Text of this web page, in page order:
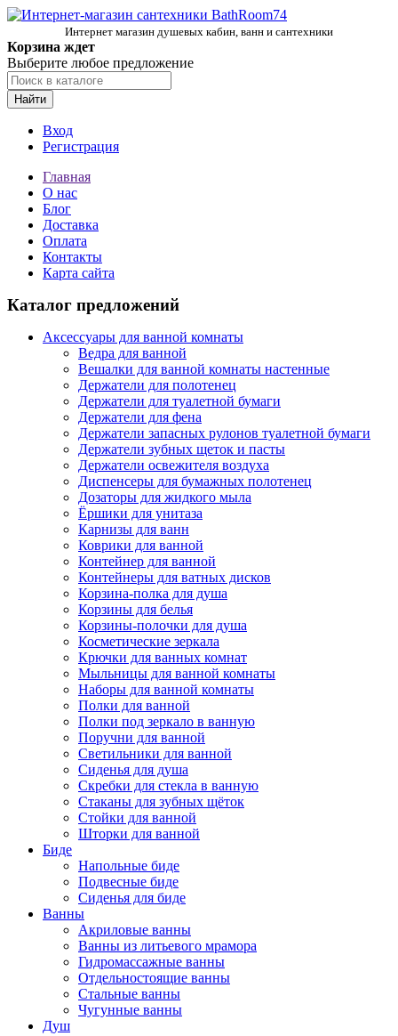
Интернет магазин душевых кабин, ванн и сантехники
Корзина ждет
Выберите любое предложение
Найти
Вход
Регистрация
Главная
О нас
Блог
Доставка
Оплата
Контакты
Карта сайта
Каталог предложений
Аксессуары для ванной комнаты
Ведра для ванной
Вешалки для ванной комнаты настенные
Держатели для полотенец
Держатели для туалетной бумаги
Держатели для фена
Держатели запасных рулонов туалетной бумаги
Держатели зубных щеток и пасты
Держатели освежителя воздуха
Диспенсеры для бумажных полотенец
Дозаторы для жидкого мыла
Ёршики для унитаза
Карнизы для ванн
Коврики для ванной
Контейнер для ванной
Контейнеры для ватных дисков
Корзина-полка для душа
Корзины для белья
Корзины-полочки для душа
Косметические зеркала
Крючки для ванных комнат
Мыльницы для ванной комнаты
Наборы для ванной комнаты
Полки для ванной
Полки под зеркало в ванную
Поручни для ванной
Светильники для ванной
Сиденья для душа
Скребки для стекла в ванную
Стаканы для зубных щёток
Стойки для ванной
Шторки для ванной
Биде
Напольные биде
Подвесные биде
Сиденья для биде
Ванны
Акриловые ванны
Ванны из литьевого мрамора
Гидромассажные ванны
Отдельностоящие ванны
Стальные ванны
Чугунные ванны
Душ